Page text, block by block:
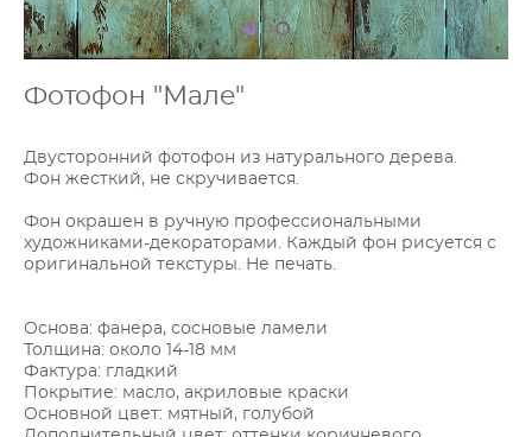
Фотофон "Мале"
Двусторонний фотофон из натурального дерева.
Фон жесткий, не скручивается.
Фон окрашен в ручную профессиональными
художниками-декораторами. Каждый фон рисуется с
оригинальной текстуры. Не печать.
Основа: фанера, сосновые ламели
Толщина: около 14-18 мм
Фактура: гладкий
Покрытие: масло, акриловые краски
Основной цвет: мятный, голубой